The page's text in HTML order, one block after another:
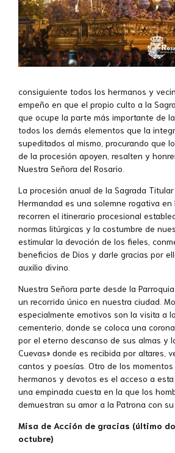
consiguiente todos los hermanos y
empeño en que el propio culto a la
que ocupe la parte más importante de
todos los demás elementos que la
supeditados al mismo, procurando que
de la procesión apoyen, resalten y
Nuestra Señora del Rosario.
La procesión anual de la Sagrada
Hermandad es una solemne rogativa en
recorren el itinerario procesional
normas litúrgicas y la costumbre de
estimular la devoción de los fieles,
beneficios de Dios y darle gracias por
auxilio divino.
Nuestra Señora parte desde la
un recorrido único en nuestra ciudad.
especialmente emotivos son la visita a
cementerio, donde se coloca una
por el eterno descanso de sus almas y
Cuevas» donde es recibida por altares,
cantos y poesías. Otro de los
hermanos y devotos es el acceso a
una empinada cuesta en la que los
demuestran su amor a la Patrona con
Misa de Acción de gracias (último
octubre)